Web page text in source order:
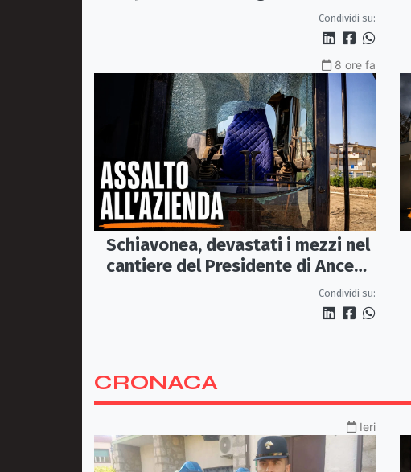
Condividi su:
8 ore fa
Schiavonea, devastati i mezzi nel
cantiere del Presidente di Ance
Condividi su:
CRONACA
Ieri